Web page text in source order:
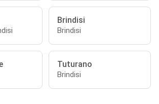
Brindisi
Brindisi
Tuturano
Brindisi